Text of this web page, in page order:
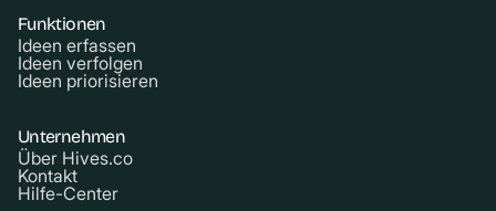
Funktionen
Ideen erfassen
Ideen verfolgen
Ideen priorisieren
Unternehmen
Über Hives.co
Kontakt
Hilfe-Center